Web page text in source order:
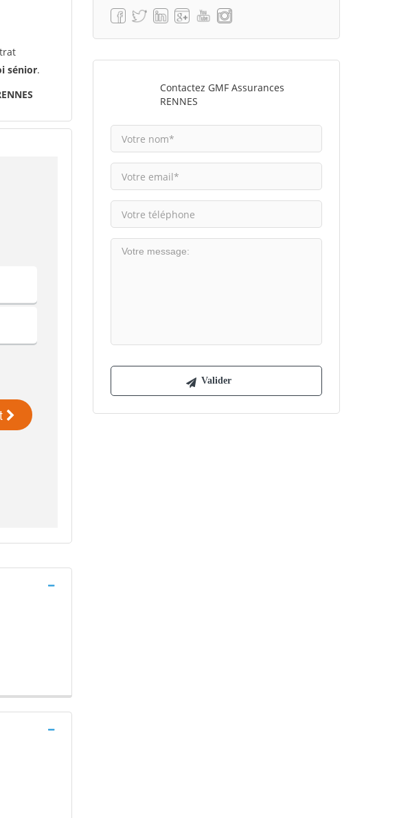
sénior.
Contactez GMF Assurances
RENNES